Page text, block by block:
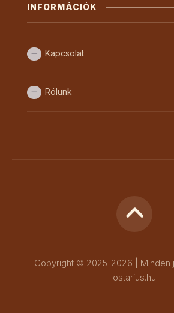
INFORMÁCIÓK
Kapcsolat
Rólunk
Copyright © 2025-2026 | Minden
ostarius.hu